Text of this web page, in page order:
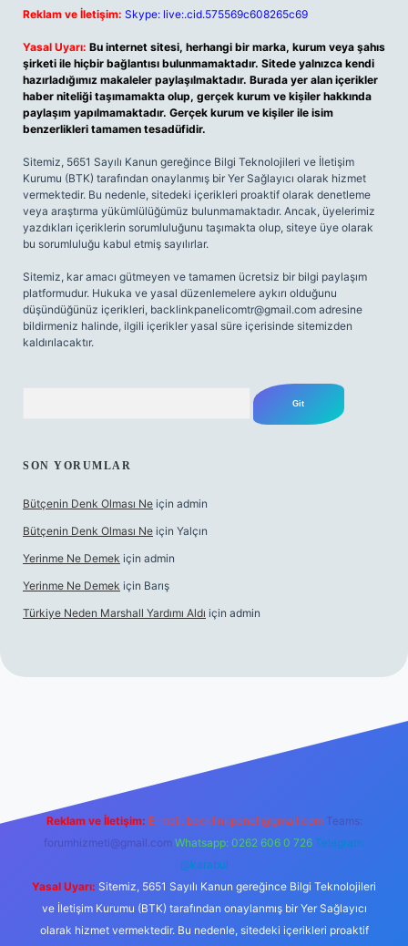
Reklam ve İletişim: Skype: live:.cid.575569c608265c69
Yasal Uyarı: Bu internet sitesi, herhangi bir marka, kurum veya şahıs
şirketi ile hiçbir bağlantısı bulunmamaktadır. Sitede yalnızca kendi
hazırladığımız makaleler paylaşılmaktadır. Burada yer alan içerikler
haber niteliği taşımamakta olup, gerçek kurum ve kişiler hakkında
paylaşım yapılmamaktadır. Gerçek kurum ve kişiler ile isim
benzerlikleri tamamen tesadüfidir.
Sitemiz, 5651 Sayılı Kanun gereğince Bilgi Teknolojileri ve İletişim
Kurumu (BTK) tarafından onaylanmış bir Yer Sağlayıcı olarak hizmet
vermektedir. Bu nedenle, sitedeki içerikleri proaktif olarak denetleme
veya araştırma yükümlülüğümüz bulunmamaktadır. Ancak, üyelerimiz
yazdıkları içeriklerin sorumluluğunu taşımakta olup, siteye üye olarak
bu sorumluluğu kabul etmiş sayılırlar.
Sitemiz, kar amacı gütmeyen ve tamamen ücretsiz bir bilgi paylaşım
platformudur. Hukuka ve yasal düzenlemelere aykırı olduğunu
düşündüğünüz içerikleri, backlinkpanelicomtr@gmail.com adresine
bildirmeniz halinde, ilgili içerikler yasal süre içerisinde sitemizden
kaldırılacaktır.
SON YORUMLAR
Bütçenin Denk Olması Ne için admin
Bütçenin Denk Olması Ne için Yalçın
Yerinme Ne Demek için admin
Yerinme Ne Demek için Barış
Türkiye Neden Marshall Yardımı Aldı için admin
hiltonbet yeni giriş
Reklam ve İletişim: E-mail: backlinkpaneli@gmail.com Teams:
forumhizmeti@gmail.com Whatsapp: 0262 606 0 726 Telegram:
@karabul
Yasal Uyarı: Sitemiz, 5651 Sayılı Kanun gereğince Bilgi Teknolojileri
ve İletişim Kurumu (BTK) tarafından onaylanmış bir Yer Sağlayıcı
olarak hizmet vermektedir. Bu nedenle, sitedeki içerikleri proaktif